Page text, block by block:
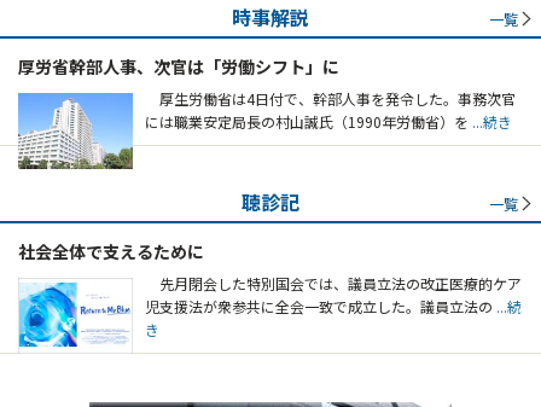
時事解説 一覧
厚労省幹部人事、次官は「労働シフト」に
厚生労働省は4日付で、幹部人事を発令した。事務次官
には職業安定局長の村山誠氏（1990年労働省）を ...続き
聴診記 一覧
社会全体で支えるために
先月閉会した特別国会では、議員立法の改正医療的ケア
児支援法が衆参共に全会一致で成立した。議員立法の ...続
き